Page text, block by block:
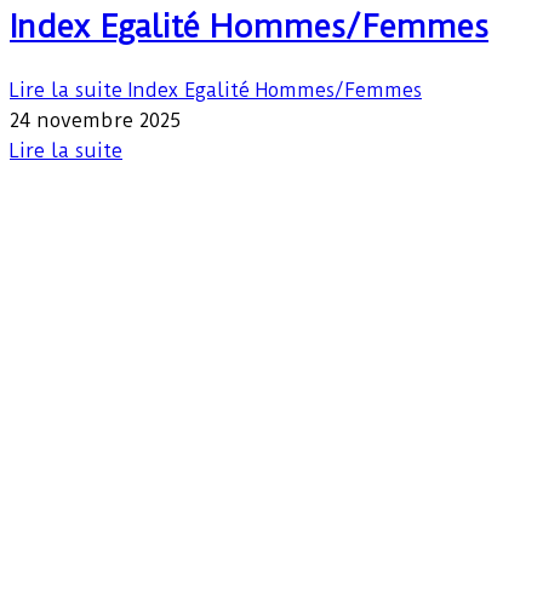
Index Egalité Hommes/Femmes
Lire la suite Index Egalité Hommes/Femmes
24 novembre 2025
Lire la suite